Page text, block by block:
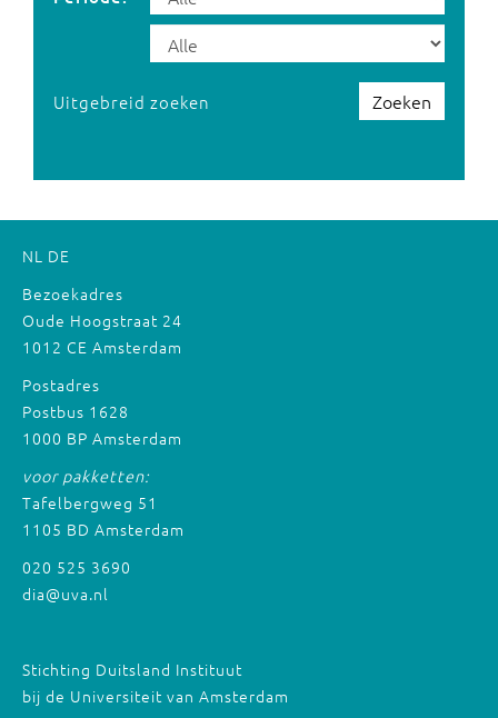
Zoeken
Uitgebreid zoeken
NL DE
Bezoekadres
Oude Hoogstraat 24
1012 CE Amsterdam
Postadres
Postbus 1628
1000 BP Amsterdam
voor pakketten:
Tafelbergweg 51
1105 BD Amsterdam
020 525 3690
dia@uva.nl
Stichting Duitsland Instituut
bij de Universiteit van Amsterdam